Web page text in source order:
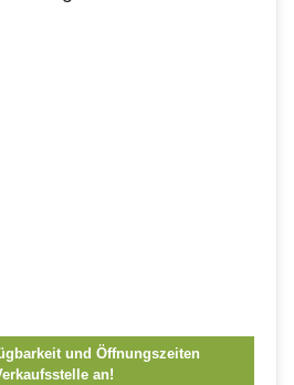
und Öffnungszeiten
an!